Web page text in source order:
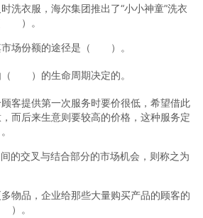
洗衣服，海尔集团推出了“小小神童”洗衣
（ ）。
市场份额的途径是（ ）。
（ ）的生命周期决定的。
客提供第一次服务时要价很低，希望借此
而后来生意则要较高的价格，这种服务定
的交叉与结合部分的市场机会，则称之为
物品，企业给那些大量购买产品的顾客的
）。